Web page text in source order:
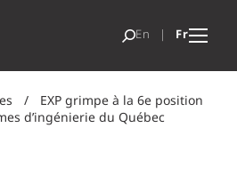
/
EXP grimpe à la 6e position
d’ingénierie du Québec